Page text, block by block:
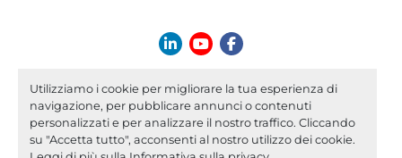
Utilizziamo i cookie per migliorare la tua esperienza di
navigazione, per pubblicare annunci o contenuti
personalizzati e per analizzare il nostro traffico. Cliccando
su "Accetta tutto", acconsenti al nostro utilizzo dei cookie.
linkedinyoutubefacebook
info@01machinery.com
Machinio Systemsito web diMachinio
Personalizza le preferenze sui Cookies